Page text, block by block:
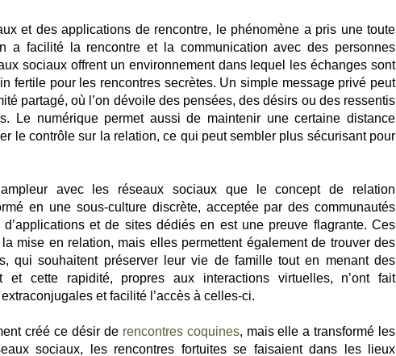
et des applications de rencontre, le phénomène a pris une toute
a facilité la rencontre et la communication avec des personnes
sociaux offrent un environnement dans lequel les échanges sont
fertile pour les rencontres secrètes. Un simple message privé peut
partagé, où l’on dévoile des pensées, des désirs ou des ressentis
Le numérique permet aussi de maintenir une certaine distance
le contrôle sur la relation, ce qui peut sembler plus sécurisant pour
avec les réseaux sociaux que le concept de relation
en une sous-culture discrète, acceptée par des communautés
et de sites dédiés en est une preuve flagrante. Ces
mise en relation, mais elles permettent également de trouver des
qui souhaitent préserver leur vie de famille tout en menant des
et cette rapidité, propres aux interactions virtuelles, n’ont fait
et facilité l’accès à celles-ci.
créé ce désir de rencontres coquines, mais elle a transformé les
sociaux, les rencontres fortuites se faisaient dans les lieux